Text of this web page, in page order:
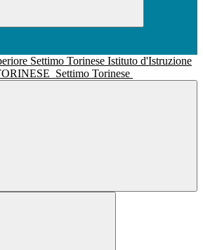
Istituto d'Istruzione
Settimo Torinese